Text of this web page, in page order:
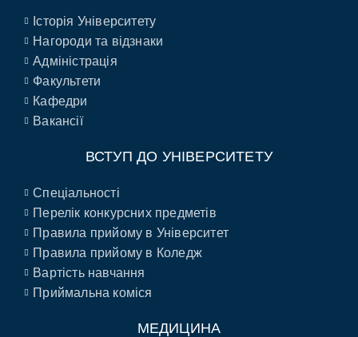
Історія Університету
Нагороди та відзнаки
Адміністрація
Факультети
Кафедри
Вакансії
ВСТУП ДО УНІВЕРСИТЕТУ
Спеціальності
Перелік конкурсних предметів
Правила прийому в Університет
Правила прийому в Коледж
Вартість навчання
Приймальна коміся
МЕДИЦИНА